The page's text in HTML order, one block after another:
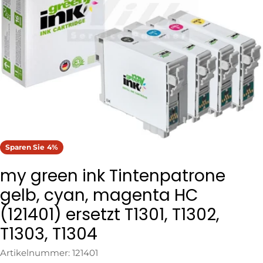
Sie das Medium 0 im Modalformat
Sparen Sie 4%
my green ink Tintenpatrone
gelb, cyan, magenta HC
(121401) ersetzt T1301, T1302,
T1303, T1304
Artikelnummer: 121401